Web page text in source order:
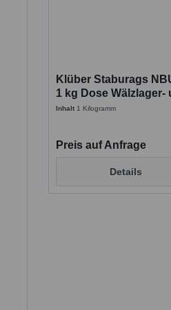
Klüber Staburags
1 kg Dose Wälzlager-
Hochdruckfett
Inhalt 1 Kilogramm
Preis auf Anfrage
Details